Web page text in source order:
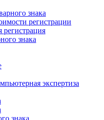
знака
регистрации
знака
экспертиза
знака